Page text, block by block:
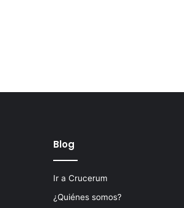
Blog
Ir a Crucerum
¿Quiénes somos?